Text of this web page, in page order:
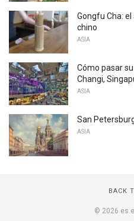
Gongfu Cha:
chino
ASIA
Cómo pasar
Changi,
ASIA
San
ASIA
BACK
© 2026